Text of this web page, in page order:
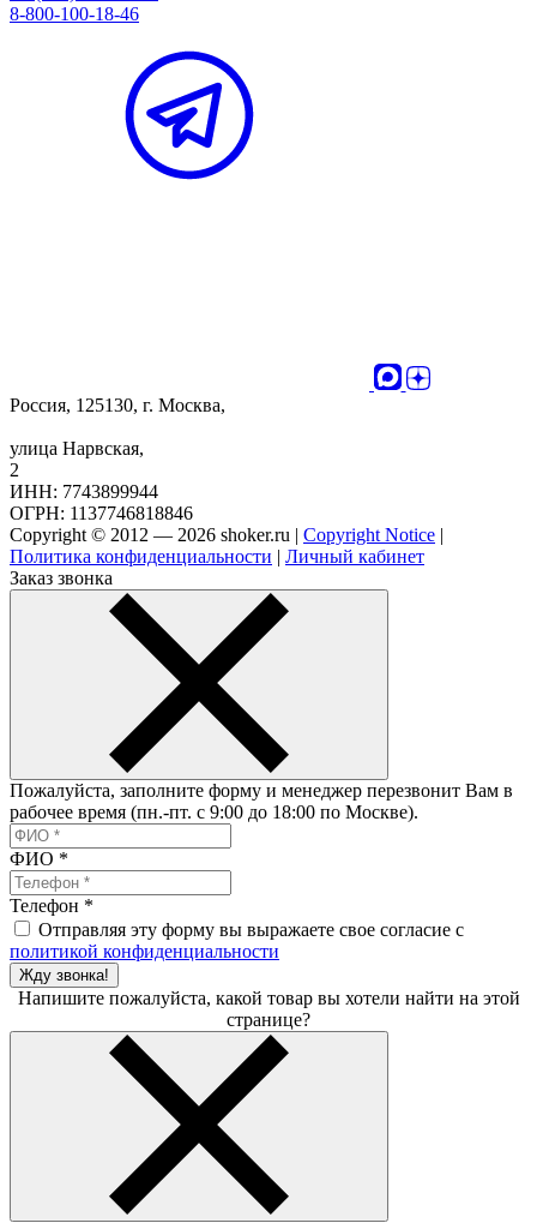
8-800-100-18-46
Россия, 125130, г. Москва,
улица Нарвская,
2
ИНН: 7743899944
ОГРН: 1137746818846
Copyright © 2012 — 2026 shoker.ru | Copyright Notice |
Политика конфиденциальности | Личный кабинет
Заказ звонка
Пожалуйста, заполните форму и менеджер перезвонит Вам в
рабочее время (пн.-пт. с 9:00 до 18:00 по Москве).
ФИО *
Телефон *
Отправляя эту форму вы выражаете свое согласие с
политикой конфиденциальности
Жду звонка!
Напишите пожалуйста, какой товар вы хотели найти на этой
странице?